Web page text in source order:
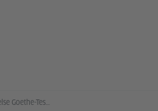
Eksamensforberedelse Goethe-Test PRO: Deutsch für den Beruf